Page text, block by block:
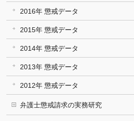
2016年 懲戒データ
2015年 懲戒データ
2014年 懲戒データ
2013年 懲戒データ
2012年 懲戒データ
弁護士懲戒請求の実務研究